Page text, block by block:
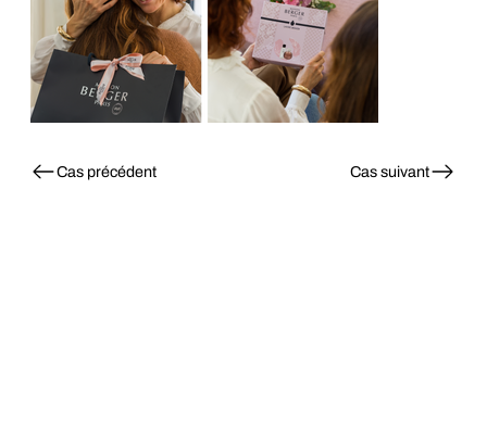
Cas précédent Cas suivant